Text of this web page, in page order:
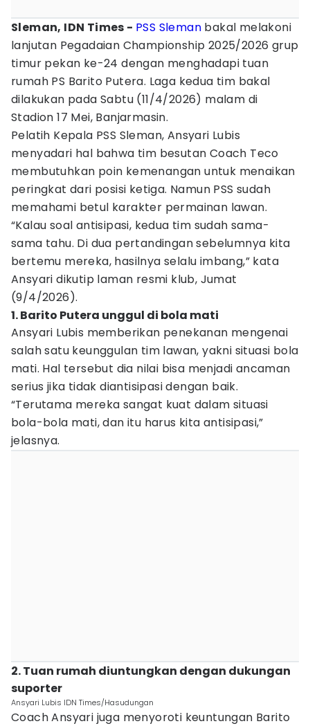
Sleman, IDN Times - PSS Sleman bakal melakoni
lanjutan Pegadaian Championship 2025/2026 grup
timur pekan ke-24 dengan menghadapi tuan
rumah PS Barito Putera. Laga kedua tim bakal
dilakukan pada Sabtu (11/4/2026) malam di
Stadion 17 Mei, Banjarmasin.
Pelatih Kepala PSS Sleman, Ansyari Lubis
menyadari hal bahwa tim besutan Coach Teco
membutuhkan poin kemenangan untuk menaikan
peringkat dari posisi ketiga. Namun PSS sudah
memahami betul karakter permainan lawan.
“Kalau soal antisipasi, kedua tim sudah sama-
sama tahu. Di dua pertandingan sebelumnya kita
bertemu mereka, hasilnya selalu imbang,” kata
Ansyari dikutip laman resmi klub, Jumat
(9/4/2026).
1. Barito Putera unggul di bola mati
Ansyari Lubis memberikan penekanan mengenai
salah satu keunggulan tim lawan, yakni situasi bola
mati. Hal tersebut dia nilai bisa menjadi ancaman
serius jika tidak diantisipasi dengan baik.
“Terutama mereka sangat kuat dalam situasi
bola-bola mati, dan itu harus kita antisipasi,”
jelasnya.
2. Tuan rumah diuntungkan dengan dukungan
suporter
Ansyari Lubis IDN Times/Hasudungan
Coach Ansyari juga menyoroti keuntungan Barito